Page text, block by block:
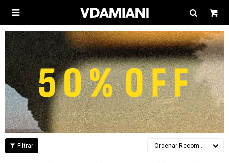

Recomendados